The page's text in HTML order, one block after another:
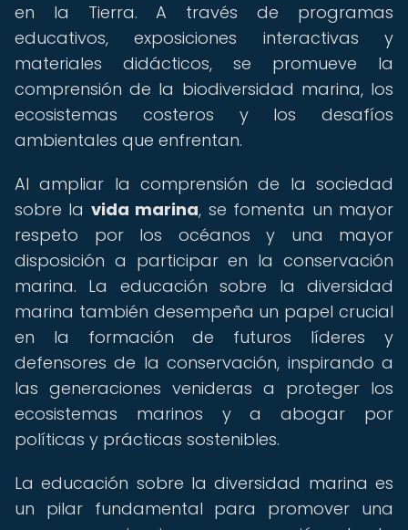
en la Tierra. A través de programas
educativos, exposiciones interactivas y
materiales didácticos, se promueve la
comprensión de la biodiversidad marina, los
ecosistemas costeros y los desafíos
ambientales que enfrentan.
Al ampliar la comprensión de la sociedad
sobre la vida marina, se fomenta un mayor
respeto por los océanos y una mayor
disposición a participar en la conservación
marina. La educación sobre la diversidad
marina también desempeña un papel crucial
en la formación de futuros líderes y
defensores de la conservación, inspirando a
las generaciones venideras a proteger los
ecosistemas marinos y a abogar por
políticas y prácticas sostenibles.
La educación sobre la diversidad marina es
un pilar fundamental para promover una